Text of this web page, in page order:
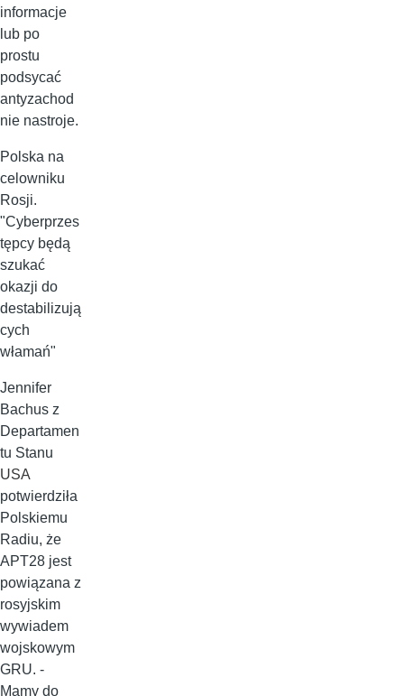
informacje
lub po
prostu
podsycać
antyzachod
nie nastroje.
Polska na
celowniku
Rosji.
"Cyberprzes
tępcy będą
szukać
okazji do
destabilizują
cych
włamań"
Jennifer
Bachus z
Departamen
tu Stanu
USA
potwierdziła
Polskiemu
Radiu, że
APT28 jest
powiązana z
rosyjskim
wywiadem
wojskowym
GRU. -
Mamy do